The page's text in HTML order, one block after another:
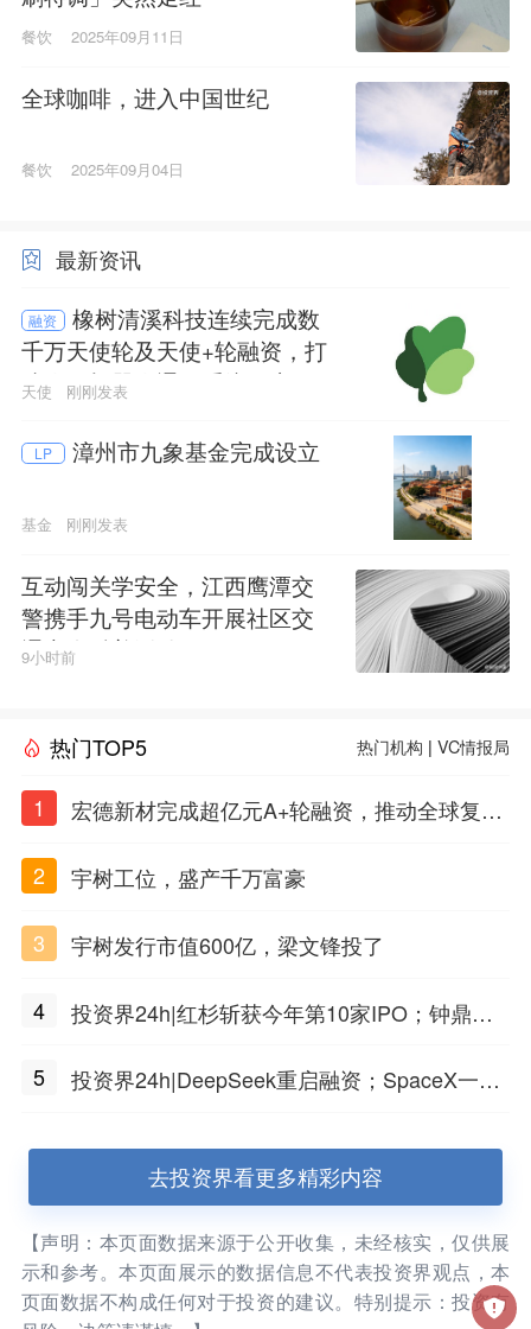
餐饮 2025年09月11日
全球咖啡，进入中国世纪
餐饮 2025年09月04日
最新资讯
融资
橡树清溪科技连续完成数
千万天使轮及天使+轮融资，打
造人形机器人通用系统及应用
天使 刚刚发表
LP 漳州市九象基金完成设立
基金 刚刚发表
互动闯关学安全，江西鹰潭交
警携手九号电动车开展社区交
通安全科普活动
9小时前
热门TOP5 热门机构 |VC情报局
1
宏德新材完成超亿元A+轮融资，推动全球复合
2
宇树工位，盛产千万富豪
3 宇树发行市值600亿，梁文锋投了
4
投资界24h|红杉斩获今年第10家IPO；钟鼎投
水
5
投资界24h|DeepSeek重启融资；SpaceX一夜
去投资界看更多精彩内容
【声明：本页面数据来源于公开收集，未经核实，仅供展
示和参考。本页面展示的数据信息不代表投资界观点，本
页面数据不构成任何对于投资的建议。特别提示：投资有